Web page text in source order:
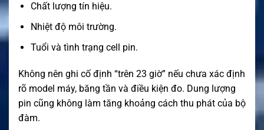
Chất lượng tín hiệu.
Nhiệt độ môi trường.
Tuổi và tình trạng cell pin.
Không nên ghi cố định “trên 23 giờ” nếu chưa xác định
rõ model máy, băng tần và điều kiện đo. Dung lượng
pin cũng không làm tăng khoảng cách thu phát của bộ
đàm.